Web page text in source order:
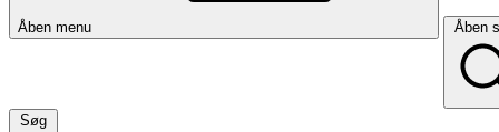
Åben menu Åben
Søg